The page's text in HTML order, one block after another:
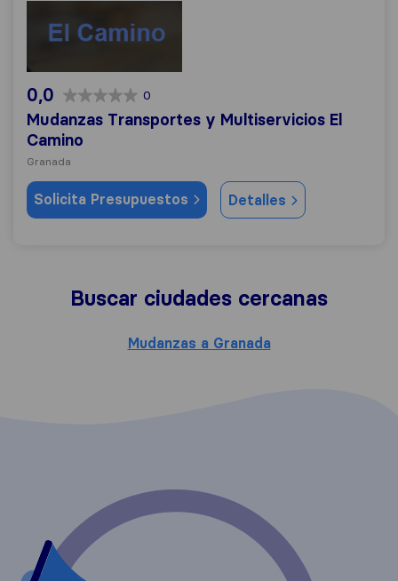
0,0 0
Mudanzas Transportes y Multiservicios El
Camino
Granada
Solicita Presupuestos Detalles
Buscar ciudades cercanas
Mudanzas a Granada